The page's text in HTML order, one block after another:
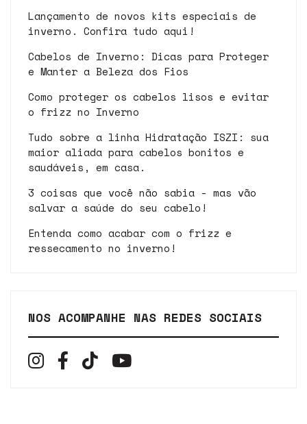
Lançamento de novos kits especiais de
inverno. Confira tudo aqui!
Cabelos de Inverno: Dicas para Proteger
e Manter a Beleza dos Fios
Como proteger os cabelos lisos e evitar
o frizz no Inverno
Tudo sobre a linha Hidratação ISZI: sua
maior aliada para cabelos bonitos e
saudáveis, em casa.
3 coisas que você não sabia - mas vão
salvar a saúde do seu cabelo!
Entenda como acabar com o frizz e
ressecamento no inverno!
NOS ACOMPANHE NAS REDES SOCIAIS